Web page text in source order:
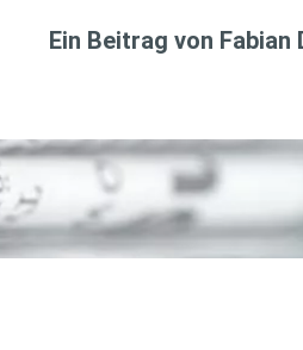
Ein Beitrag von Fabian